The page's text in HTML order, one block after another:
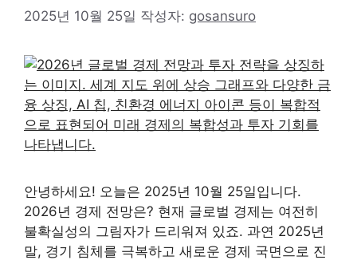
2025년 10월 25일 작성자: gosansuro
안녕하세요! 오늘은 2025년 10월 25일입니다.
2026년 경제 전망은? 현재 글로벌 경제는 여전히
불확실성의 그림자가 드리워져 있죠. 과연 2025년
말, 경기 침체를 극복하고 새로운 경제 국면으로 진